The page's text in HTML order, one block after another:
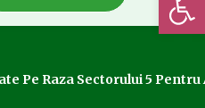
Pe Raza Sectorului 5